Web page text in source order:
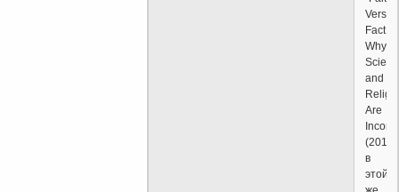
Versus
Fact:
Why
and
Are
(2016);
в
этой